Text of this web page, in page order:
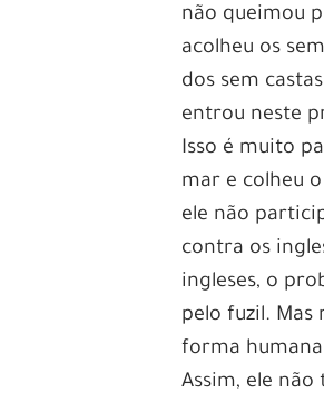
não queimou
acolheu os
dos sem
entrou neste
Isso é muito
mar e colheu
ele não
contra os
ingleses, o
pelo fuzil. Mas
forma
Assim, ele